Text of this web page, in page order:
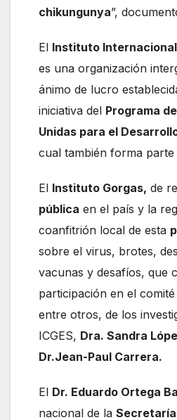
chikungunya”,
El Instituto
es una organización
ánimo de lucro
iniciativa del Programa
Unidas para el
cual también forma parte
El Instituto Gorgas, de
pública en el país y la
coanfitrión local de esta
sobre el virus, brotes,
vacunas y desafíos, que
participación en el
entre otros, de los
ICGES, Dra. Sandra
Dr.Jean-Paul Carrera.
El Dr. Eduardo Ortega
nacional de la